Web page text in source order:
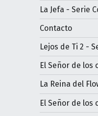
La Jefa - Serie
Contacto
Lejos de Ti 2 -
El Señor de los
La Reina del
El Señor de los